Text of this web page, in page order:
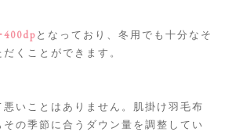
400dpとなっており、冬用でも十分なそ
くことができます。
いことはありません。肌掛け羽毛布
の季節に合うダウン量を調整してい